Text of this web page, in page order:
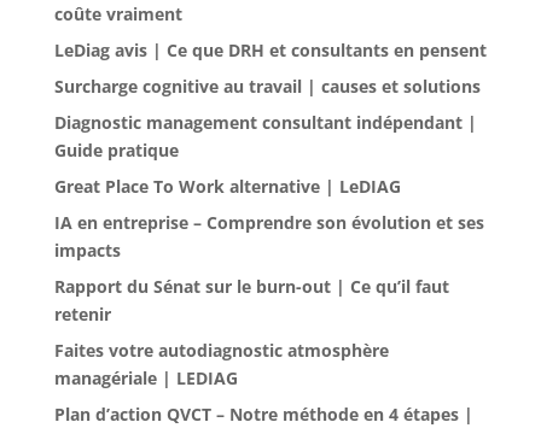
coûte vraiment
LeDiag avis | Ce que DRH et consultants en pensent
Surcharge cognitive au travail | causes et solutions
Diagnostic management consultant indépendant |
Guide pratique
Great Place To Work alternative | LeDIAG
IA en entreprise – Comprendre son évolution et ses
impacts
Rapport du Sénat sur le burn-out | Ce qu’il faut
retenir
Faites votre autodiagnostic atmosphère
managériale | LEDIAG
Plan d’action QVCT – Notre méthode en 4 étapes |